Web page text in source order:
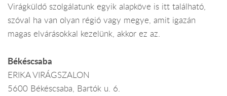
Virágküldő szolgálatunk egyik alapköve is itt található,
szóval ha van olyan régió vagy megye, amit igazán
magas elvárásokkal kezelünk, akkor ez az.
Békéscsaba
ERIKA VIRÁGSZALON
5600 Békéscsaba, Bartók u. 6.